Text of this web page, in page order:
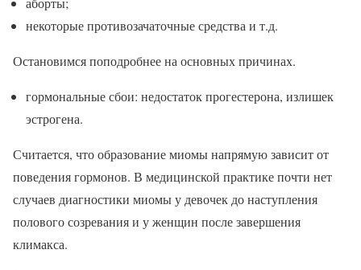
некоторые противозачаточные средства и т.д.
Остановимся поподробнее на основных причинах.
гормональные сбои: недостаток прогестерона, излишек
эстрогена.
Считается, что образование миомы напрямую зависит от
поведения гормонов. В медицинской практике почти нет
случаев диагностики миомы у девочек до наступления
полового созревания и у женщин после завершения
климакса.